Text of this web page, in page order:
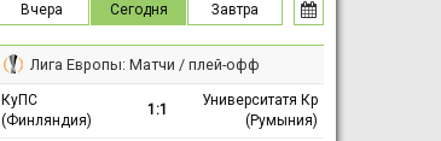
Вчера Сегодня Завтра
Лига Европы: Матчи / плей-офф
КуПС
(Финляндия)
1:1
Университатя Кр
(Румыния)